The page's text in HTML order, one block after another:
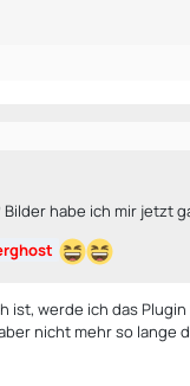
Bilder habe ich mir jetzt
ist, werde ich das
nicht mehr so lange